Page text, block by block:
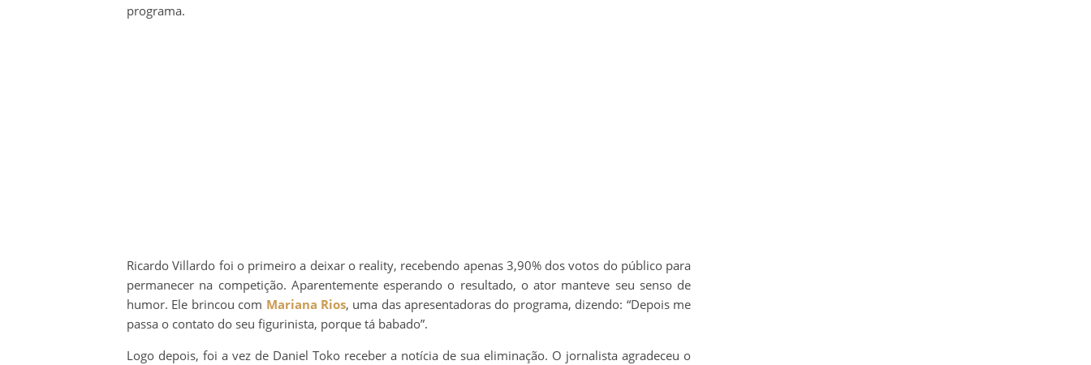
programa.
Ricardo Villardo foi o primeiro a deixar o reality, recebendo apenas 3,90% dos votos do público para
permanecer na competição. Aparentemente esperando o resultado, o ator manteve seu senso de
humor. Ele brincou com Mariana Rios, uma das apresentadoras do programa, dizendo: “Depois me
passa o contato do seu figurinista, porque tá babado”.
Logo depois, foi a vez de Daniel Toko receber a notícia de sua eliminação. O jornalista agradeceu o